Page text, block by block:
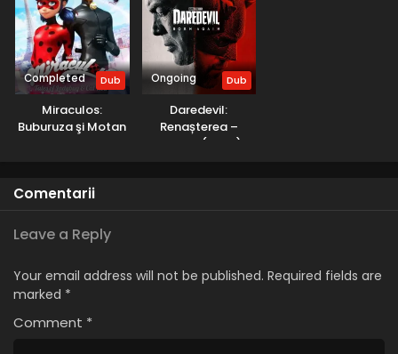
Completed Dub
Miraculos:
Buburuza şi Motan
Ongoing Dub
Daredevil:
Renașterea –
Sezonul 1 (2025) –
Comentarii
Leave a Reply
Your email address will not be published. Required fields are
marked *
Comment *